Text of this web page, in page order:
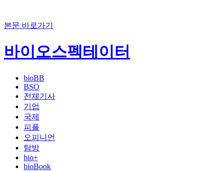
본문 바로가기
바이오스펙테이터
bioBB
BSO
전체기사
기업
국제
피플
오피니언
탐방
bio+
bioBook